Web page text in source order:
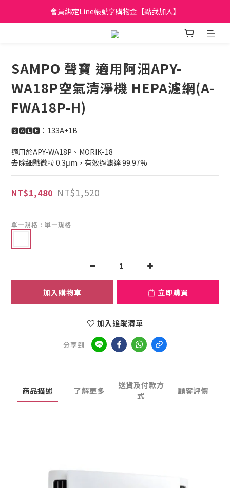
日立家電、國際牌 原廠管制價格 私訊優惠價
會員綁定Line帳號享購物金【點我加入】
全館滿299元免運
SAMPO 聲寶 適用阿沺APY-
WA18P空氣清淨機 HEPA濾網(A-
FWA18P-H)
🆂🅰🅻🅴：133A+1B
適用於APY-WA18P、MORIK-18
去除細懸微粒 0.3μm，有效過濾達 99.97%
NT$1,480 NT$1,520
單一規格 : 單一規格
加入購物車 立即購買
加入追蹤清單
分享到
商品描述 了解更多
送貨及付款方
式
顧客評價